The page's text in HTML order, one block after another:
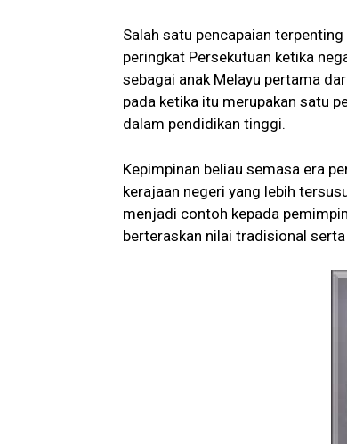
Salah satu pencapaian
peringkat Persekutuan ketika
sebagai anak Melayu pertama
pada ketika itu merupakan satu
dalam pendidikan tinggi.
Kepimpinan beliau semasa era
kerajaan negeri yang lebih
menjadi contoh kepada
berteraskan nilai tradisional